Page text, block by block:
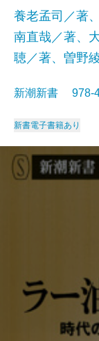
養老孟司／著
南直哉／著、
聴／著、曽野
新潮新書 978-
新書電子書籍あり